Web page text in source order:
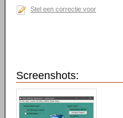
Stel een correctie voor
Screenshots: